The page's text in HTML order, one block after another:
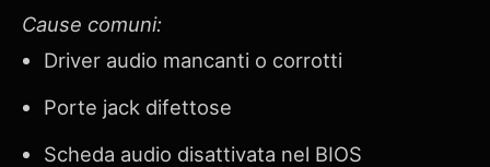
Cause comuni:
Driver audio mancanti o corrotti
Porte jack difettose
Scheda audio disattivata nel BIOS